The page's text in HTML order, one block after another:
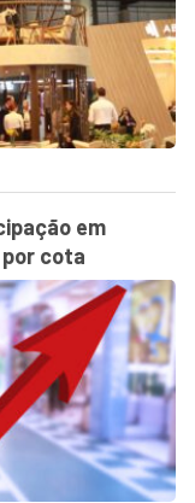
em
por cota